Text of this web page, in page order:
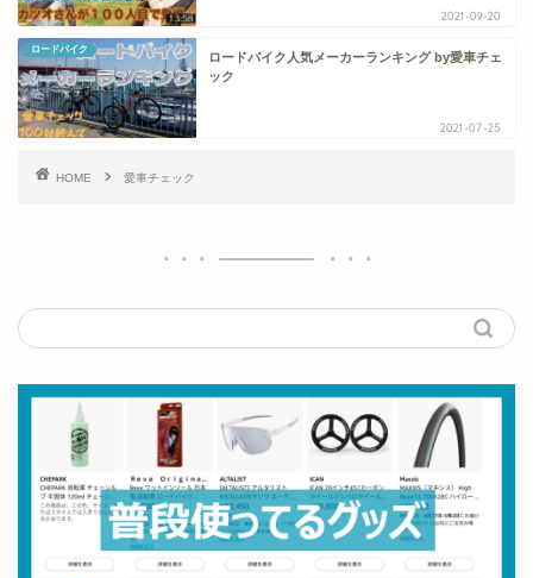
2021-09-20
ロードバイク
ロードバイク人気メーカーランキング by愛車チェ
ック
2021-07-25
HOME 愛車チェック